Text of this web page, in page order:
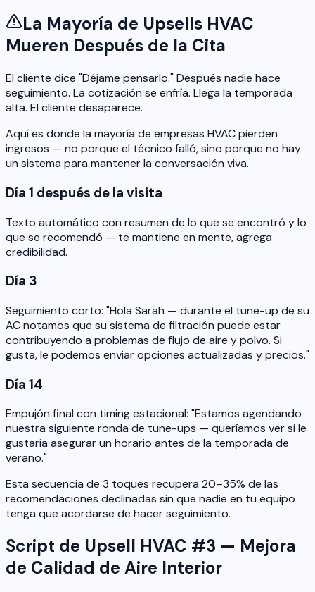
La Mayoría de Upsells HVAC
Mueren Después de la Cita
El cliente dice "Déjame pensarlo." Después nadie hace
seguimiento. La cotización se enfría. Llega la temporada
alta. El cliente desaparece.
Aquí es donde la mayoría de empresas HVAC pierden
ingresos — no porque el técnico falló, sino porque no hay
un sistema para mantener la conversación viva.
Día 1 después de la visita
Texto automático con resumen de lo que se encontró y lo
que se recomendó — te mantiene en mente, agrega
credibilidad.
Día 3
Seguimiento corto: "Hola Sarah — durante el tune-up de su
AC notamos que su sistema de filtración puede estar
contribuyendo a problemas de flujo de aire y polvo. Si
gusta, le podemos enviar opciones actualizadas y precios."
Día 14
Empujón final con timing estacional: "Estamos agendando
nuestra siguiente ronda de tune-ups — queríamos ver si le
gustaría asegurar un horario antes de la temporada de
verano."
Esta secuencia de 3 toques recupera 20–35% de las
recomendaciones declinadas sin que nadie en tu equipo
tenga que acordarse de hacer seguimiento.
Script de Upsell HVAC #3 — Mejora
de Calidad de Aire Interior